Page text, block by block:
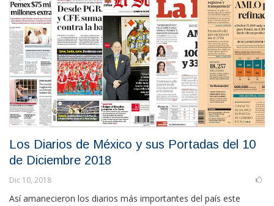
Los Diarios de México y sus Portadas del 10
de Diciembre 2018
Dic 10, 2018
Así amanecieron los diarios más importantes del país este